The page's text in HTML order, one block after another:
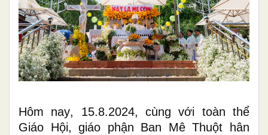
Hôm nay, 15.8.2024, cùng với toàn thể
Giáo Hội,giáo phận Ban Mê Thuột hân